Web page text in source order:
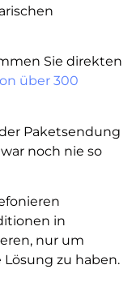
Sie direkten
über 300
Paketsendung
noch nie so
in
nur um
zu haben.